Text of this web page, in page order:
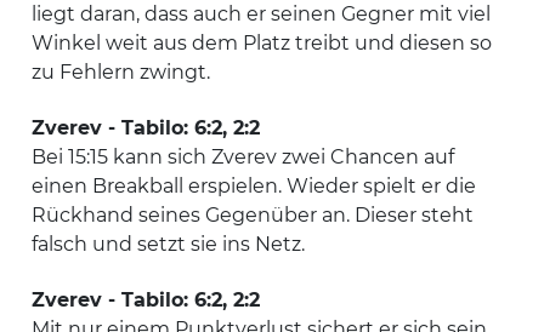
liegt daran, dass auch er seinen Gegner mit viel
Winkel weit aus dem Platz treibt und diesen so
zu Fehlern zwingt.
Zverev - Tabilo: 6:2, 2:2
Bei 15:15 kann sich Zverev zwei Chancen auf
einen Breakball erspielen. Wieder spielt er die
Rückhand seines Gegenüber an. Dieser steht
falsch und setzt sie ins Netz.
Zverev - Tabilo: 6:2, 2:2